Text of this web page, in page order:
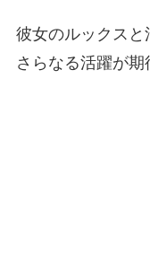
彼女のルックス
さらなる活躍が期